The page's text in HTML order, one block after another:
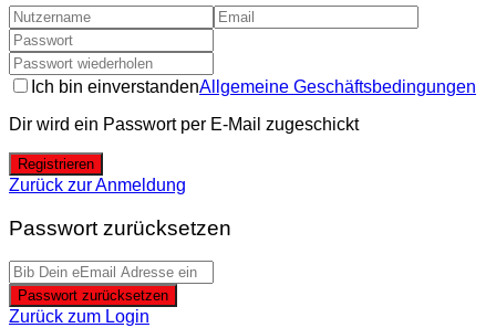
Ich bin einverstandenAllgemeine Geschäftsbedingungen
Dir wird ein Passwort per E-Mail zugeschickt
Registrieren
Zurück zur Anmeldung
Passwort zurücksetzen
Passwort zurücksetzen
Zurück zum Login